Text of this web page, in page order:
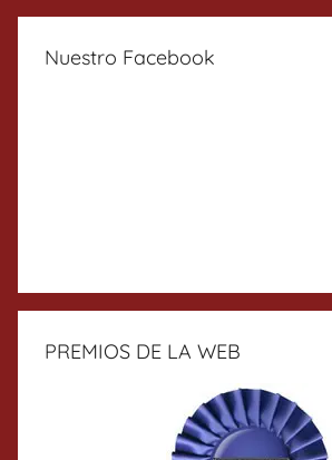
Nuestro Facebook
PREMIOS DE LA WEB